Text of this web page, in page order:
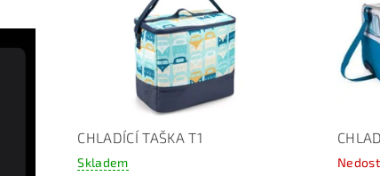
CHLADÍCÍ TAŠKA T1
Skladem